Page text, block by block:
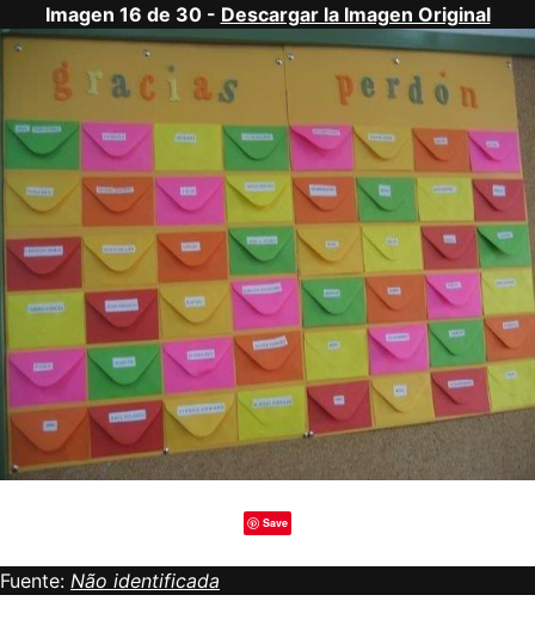
Imagen 16 de 30 - Descargar la Imagen Original
Save
Fuente: Não identificada